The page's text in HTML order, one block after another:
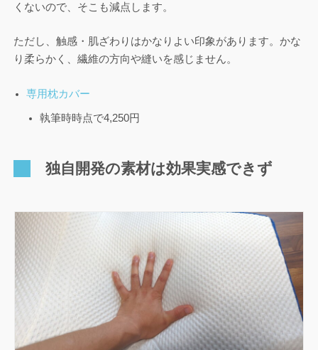
くないので、そこも減点します。
ただし、触感・肌ざわりはかなりよい印象があります。かな
り柔らかく、繊維の方向や縫いを感じません。
専用枕カバー
執筆時時点で4,250円
独自開発の素材は効果実感できず